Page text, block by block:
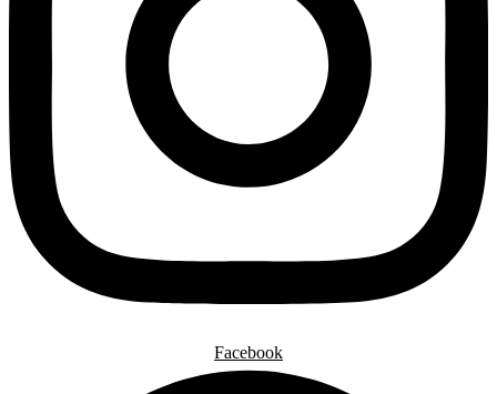
Facebook